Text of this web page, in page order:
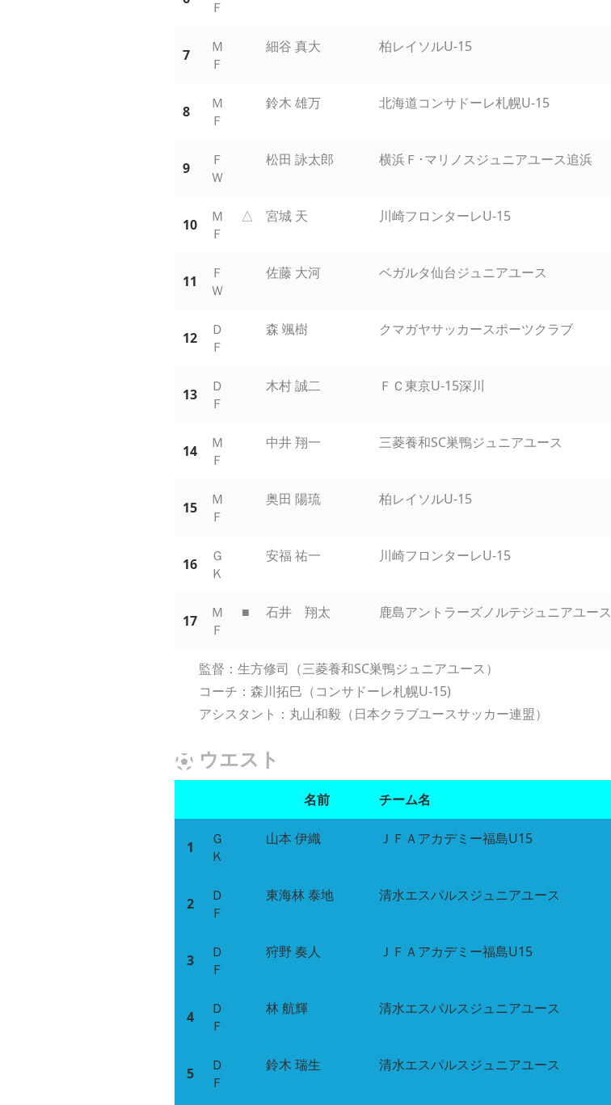
Ｆ
7
Ｍ
Ｆ
細谷 真大 柏レイソルU-15
8
Ｍ
Ｆ
鈴木 雄万 北海道コンサドーレ札幌U-15
9
Ｆ
Ｗ
松田 詠太郎 横浜Ｆ･マリノスジュニアユース追浜
10
Ｍ
Ｆ
△ 宮城 天 川崎フロンターレU-15
11
Ｆ
Ｗ
佐藤 大河 ベガルタ仙台ジュニアユース
12
Ｄ
Ｆ
森 颯樹 クマガヤサッカースポーツクラブ
13
Ｄ
Ｆ
木村 誠二 ＦＣ東京U-15深川
14
Ｍ
Ｆ
中井 翔一 三菱養和SC巣鴨ジュニアユース
15
Ｍ
Ｆ
奥田 陽琉 柏レイソルU-15
16
Ｇ
Ｋ
安福 祐一 川崎フロンターレU-15
17
Ｍ
Ｆ
■ 石井 翔太 鹿島アントラーズノルテジュニアユース
監督：生方修司（三菱養和SC巣鴨ジュニアユース）
コーチ：森川拓巳（コンサドーレ札幌U-15)
アシスタント：丸山和毅（日本クラブユースサッカー連盟）
ウエスト
名前 チーム名
1
Ｇ
Ｋ
山本 伊織 ＪＦＡアカデミー福島U15
2
Ｄ
Ｆ
東海林 泰地 清水エスパルスジュニアユース
3
Ｄ
Ｆ
狩野 奏人 ＪＦＡアカデミー福島U15
4
Ｄ
Ｆ
林 航輝 清水エスパルスジュニアユース
5
Ｄ
Ｆ
鈴木 瑞生 清水エスパルスジュニアユース